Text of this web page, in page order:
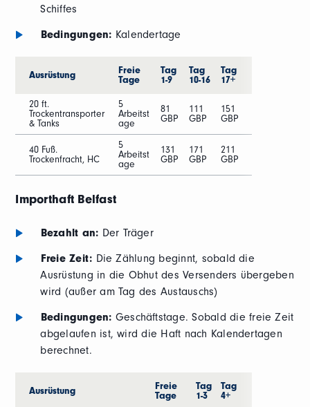
Schiffes
Bedingungen: Kalendertage
Ausrüstung
Freie
Tage
Tag
1-9
Tag
10-16
Tag
17+
20 ft.
Trockentransporter
& Tanks
5
Arbeitst
age
81
GBP
111
GBP
151
GBP
40 Fuß.
Trockenfracht, HC
5
Arbeitst
age
131
GBP
171
GBP
211
GBP
Importhaft Belfast
Bezahlt an: Der Träger
Freie Zeit: Die Zählung beginnt, sobald die
Ausrüstung in die Obhut des Versenders übergeben
wird (außer am Tag des Austauschs)
Bedingungen: Geschäftstage. Sobald die freie Zeit
abgelaufen ist, wird die Haft nach Kalendertagen
berechnet.
Ausrüstung
Freie
Tage
Tag
1-3
Tag
4+